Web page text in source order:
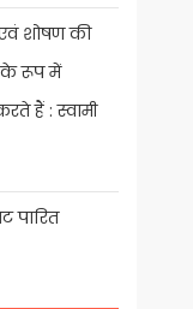
शोषण की
के रूप में
हैं : स्वामी
पारित